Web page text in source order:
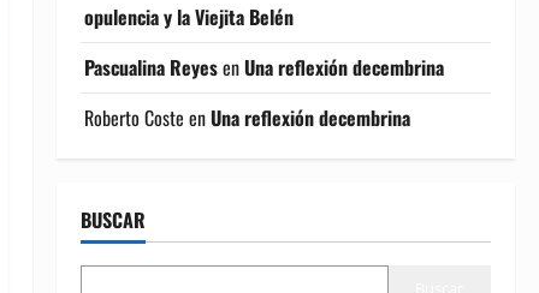
opulencia y la Viejita Belén
Pascualina ReyesenUna reflexión decembrina
Roberto Coste enUna reflexión decembrina
BUSCAR